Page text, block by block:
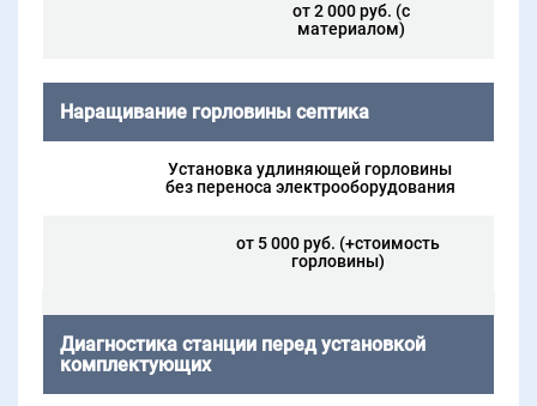
от 2 000 руб. (с
материалом)
Наращивание горловины септика
Установка удлиняющей горловины
без переноса электрооборудования
от 5 000 руб. (+стоимость
горловины)
Диагностика станции перед установкой
комплектующих